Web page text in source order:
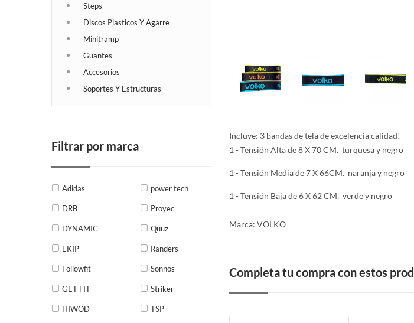
Steps
Discos Plasticos Y Agarre
Minitramp
Guantes
Accesorios
Soportes Y Estructuras
Filtrar por marca
Adidas
DRB
DYNAMIC
EKIP
Followfit
GET FIT
HIWOD
power tech
Proyec
Quuz
Randers
Sonnos
Striker
TSP
Incluye: 3 bandas de tela de excelencia calidad!
1 - Tensión Alta de 8 X 70 CM. turquesa y negro
1 - Tensión Media de 7 X 66CM. naranja y negro
1 - Tensión Baja de 6 X 62 CM. verde y negro
Marca: VOLKO
Completa tu compra con estos